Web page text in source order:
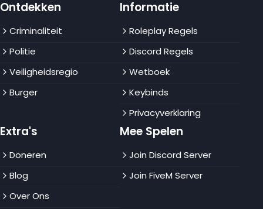
Ontdekken
Criminaliteit
Politie
Veiligheidsregio
Burger
Informatie
Roleplay Regels
Discord Regels
Wetboek
Keybinds
Privacyverklaring
Extra's
Doneren
Blog
Over Ons
Mee Spelen
Join Discord Server
Join FiveM Server